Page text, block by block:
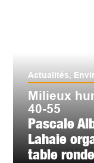
Actualités,
Milieux
40-55
Pascale
Lahaie
table